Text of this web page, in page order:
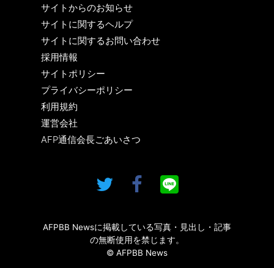
サイトからのお知らせ
サイトに関するヘルプ
サイトに関するお問い合わせ
採用情報
サイトポリシー
プライバシーポリシー
利用規約
運営会社
AFP通信会長ごあいさつ
AFPBB Newsに掲載している写真・見出し・記事
の無断使用を禁じます。
© AFPBB News